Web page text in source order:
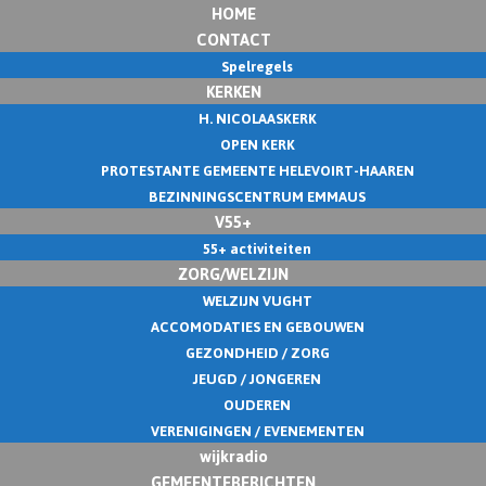
HOME
CONTACT
Spelregels
KERKEN
H. NICOLAASKERK
OPEN KERK
PROTESTANTE GEMEENTE HELEVOIRT-HAAREN
BEZINNINGSCENTRUM EMMAUS
V55+
55+ activiteiten
ZORG/WELZIJN
WELZIJN VUGHT
ACCOMODATIES EN GEBOUWEN
GEZONDHEID / ZORG
JEUGD / JONGEREN
OUDEREN
VERENIGINGEN / EVENEMENTEN
wijkradio